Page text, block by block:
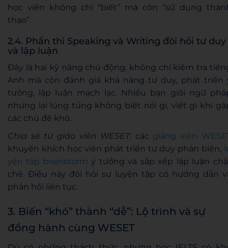
học viên không chỉ “biết” mà còn “sử dụng
thạo”.
2.4. Phần thi Speaking và Writing đòi hỏi tư duy
và lập luận
Đây là hai kỹ năng chủ động, không chỉ kiểm tra
Anh mà còn đánh giá khả năng tư duy, phát triển
tưởng, lập luận mạch lạc. Nhiều bạn giỏi ngữ
nhưng lại lúng túng không biết nói gì, viết gì khi
các chủ đề khó.
Chia sẻ từ giáo viên WESET: các giảng viên
khuyến khích học viên phát triển tư duy phản biện,
yện tập brainstorm ý tưởng và sắp xếp lập luận
chẽ. Điều này đòi hỏi sự luyện tập có hướng dẫn
phản hồi liên tục.
3. Biến “khó” thành “dễ”: Lộ trình và sự
đồng hành cùng WESET